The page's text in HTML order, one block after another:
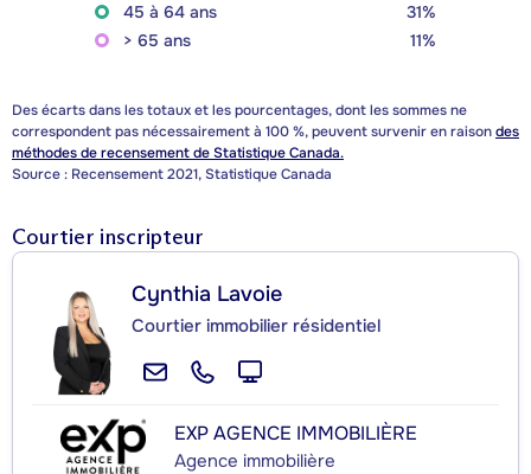
45 à 64 ans
31%
> 65 ans
11%
Des écarts dans les totaux et les pourcentages, dont les sommes ne
correspondent pas nécessairement à 100 %, peuvent survenir en raisondes
méthodes de recensement de Statistique Canada.
Source : Recensement 2021, Statistique Canada
Courtier inscripteur
Cynthia Lavoie
Courtier immobilier résidentiel
EXP AGENCE IMMOBILIÈRE
Agence immobilière